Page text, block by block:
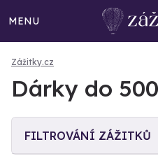
MENU
Zážitky.cz
Dárky do
FILTROVÁNÍ ZÁŽITKŮ